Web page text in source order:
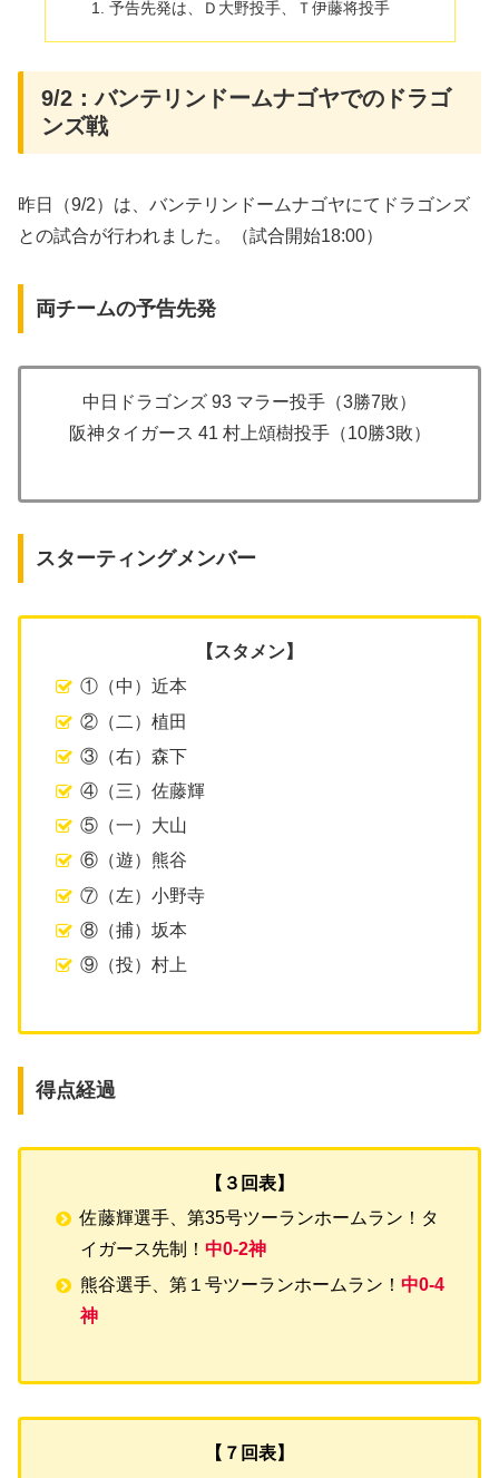
予告先発は、Ｄ大野投手、Ｔ伊藤将投手
9/2：バンテリンドームナゴヤでのドラゴ
ンズ戦
昨日（9/2）は、バンテリンドームナゴヤにてドラゴンズ
との試合が行われました。（試合開始18:00）
両チームの予告先発
中日ドラゴンズ 93 マラー投手（3勝7敗）
阪神タイガース 41 村上頌樹投手（10勝3敗）
スターティングメンバー
【スタメン】
①（中）近本
②（二）植田
③（右）森下
④（三）佐藤輝
⑤（一）大山
⑥（遊）熊谷
⑦（左）小野寺
⑧（捕）坂本
⑨（投）村上
得点経過
【３回表】
佐藤輝選手、第35号ツーランホームラン！タ
イガース先制！中0-2神
熊谷選手、第１号ツーランホームラン！中0-4
神
【７回表】